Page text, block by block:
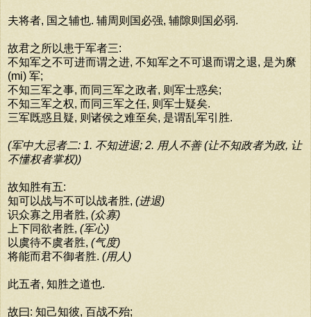
夫将者, 国之辅也. 辅周则国必强, 辅隙则国必弱.
故君之所以患于军者三:
不知军之不可进而谓之进, 不知军之不可退而谓之退, 是为縻
(mi) 军;
不知三军之事, 而同三军之政者, 则军士惑矣;
不知三军之权, 而同三军之任, 则军士疑矣.
三军既惑且疑, 则诸侯之难至矣, 是谓乱军引胜.
(军中大忌者二: 1. 不知进退; 2. 用人不善 (让不知政者为政, 让
不懂权者掌权))
故知胜有五:
知可以战与不可以战者胜, (进退)
识众寡之用者胜, (众寡)
上下同欲者胜, (军心)
以虞待不虞者胜, (气度)
将能而君不御者胜. (用人)
此五者, 知胜之道也.
故曰: 知己知彼, 百战不殆;